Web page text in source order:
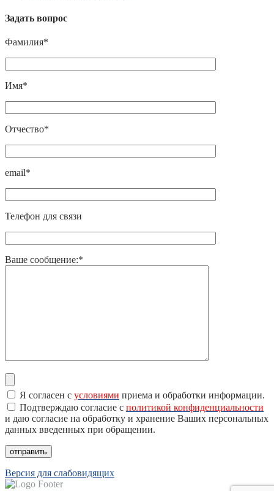
Задать вопрос
Фамилия*
Имя*
Отчество*
email*
Телефон для связи
Ваше сообщение:*
Я согласен с условиями приема и обработки информации.
Подтверждаю согласие с политикой конфиденциальности
и даю согласие на обработку и хранение Ваших персональных
данных введенных при обращении.
Версия для слабовидящих